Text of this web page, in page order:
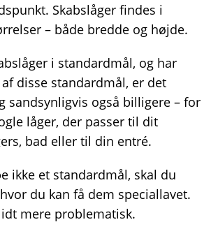
Skabslåger findes i
– både bredde og højde.
i standardmål, og har
disse standardmål, er det
sandsynligvis også billigere – for
låger, der passer til dit
bad eller til din entré.
ikke et standardmål, skal du
du kan få dem speciallavet.
mere problematisk.